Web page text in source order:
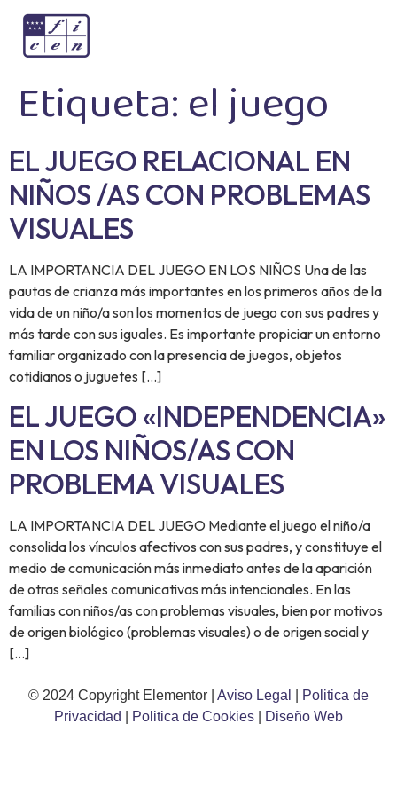
Etiqueta:el juego
EL JUEGO RELACIONAL EN
NIÑOS /AS CON PROBLEMAS
VISUALES
LA IMPORTANCIA DEL JUEGO EN LOS NIÑOS Una de las
pautas de crianza más importantes en los primeros años de la
vida de un niño/a son los momentos de juego con sus padres y
más tarde con sus iguales. Es importante propiciar un entorno
familiar organizado con la presencia de juegos, objetos
cotidianos o juguetes […]
EL JUEGO «INDEPENDENCIA»
EN LOS NIÑOS/AS CON
PROBLEMA VISUALES
LA IMPORTANCIA DEL JUEGO Mediante el juego el niño/a
consolida los vínculos afectivos con sus padres, y constituye el
medio de comunicación más inmediato antes de la aparición
de otras señales comunicativas más intencionales. En las
familias con niños/as con problemas visuales, bien por motivos
de origen biológico (problemas visuales) o de origen social y
[…]
© 2024 Copyright Elementor | Aviso Legal
Politica de
Privacidad
Politica de Cookies Diseño Web